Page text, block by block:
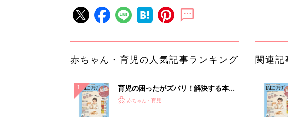
赤ちゃん・育児の人気記事ランキング
育児の困ったがズバリ！解決する本
『ひよこクラブ 秋号』 4カ月～2才
赤ちゃん・育児
関連記